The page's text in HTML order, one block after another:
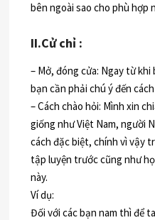
bên ngoài sao cho phù hợp
II.Cử chỉ :
– Mở, đóng cửa: Ngay từ
bạn cần phải chú ý đến
– Cách chào hỏi: Mình xin
giống như Việt Nam, người
cách đặc biệt, chính vì vậy
tập luyện trước cũng như
này.
Ví dụ:
Đối với các bạn nam thì để